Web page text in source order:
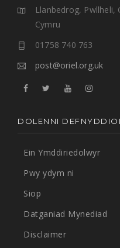
Llanbedrog, Pwllheli,
Cymru
01758 740 763
post@oriel.org.uk
DOLENNI DEFNYDDIOL
Ein Ymddiriedolwyr
Pwy ydym ni
Siop
Datganiad Mynediad
Disclaimer